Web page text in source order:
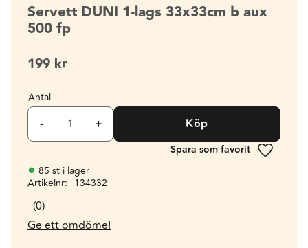
Servett DUNI 1-lags 33x33cm b aux
500 fp
199 kr
Antal
+
- Köp
Lägg till
85 st i lager
Artikelnr
134332
0
Ge ett omdöme!